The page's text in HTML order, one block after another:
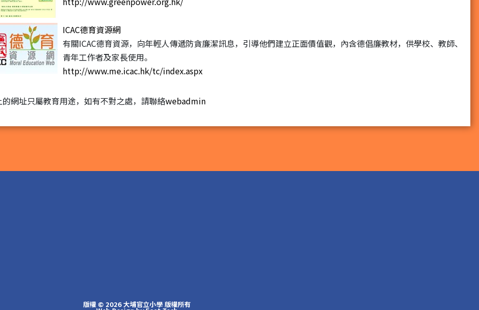
ICAC德育資源網
有關ICAC德育資源，向年輕人傳遞防貪廉潔訊息，引導他們建立正面價值觀，內含德倡廉教材，供學校、教師、
青年工作者及家長使用。
http://www.me.icac.hk/tc/index.aspx
的網址只屬教育用途，如有不對之處，請聯絡webadmin
版權 © 2026 大埔官立小學 版權所有